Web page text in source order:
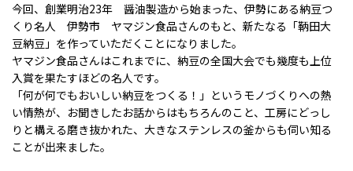
今回、創業明治23年 醤油製造から始まった、伊勢にある納豆つ
くり名人 伊勢市 ヤマジン食品さんのもと、新たなる「鞆田大
豆納豆」を作っていただくことになりました。
ヤマジン食品さんはこれまでに、納豆の全国大会でも幾度も上位
入賞を果たすほどの名人です。
「何が何でもおいしい納豆をつくる！」というモノづくりへの熱
い情熱が、お聞きしたお話からはもちろんのこと、工房にどっし
りと構える磨き抜かれた、大きなステンレスの釜からも伺い知る
ことが出来ました。